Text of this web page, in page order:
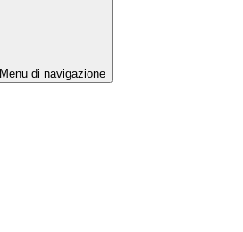
Menu di navigazione